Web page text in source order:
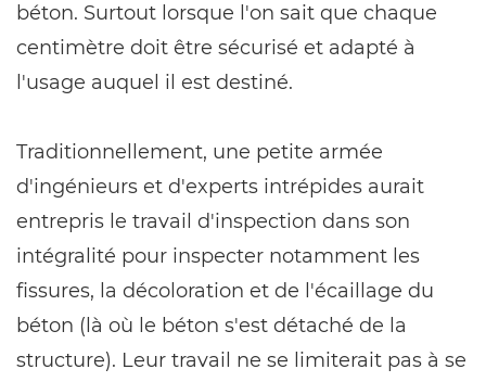
béton. Surtout lorsque l'on sait que chaque
centimètre doit être sécurisé et adapté à
l'usage auquel il est destiné.
Traditionnellement, une petite armée
d'ingénieurs et d'experts intrépides aurait
entrepris le travail d'inspection dans son
intégralité pour inspecter notamment les
fissures, la décoloration et de l'écaillage du
béton (là où le béton s'est détaché de la
structure). Leur travail ne se limiterait pas à se